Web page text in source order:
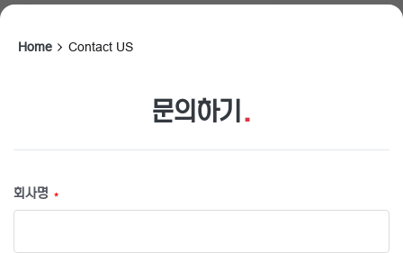
Home Contact US
문의하기 .
회사명 *